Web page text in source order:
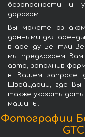
безопасности и
дорогам.
Вы можете
данными для
в аренду Бентли
мы предлагаем
авто, заполнив
в Вашем запросе
Швейцарии, где
также указать
машины.
Фотографии